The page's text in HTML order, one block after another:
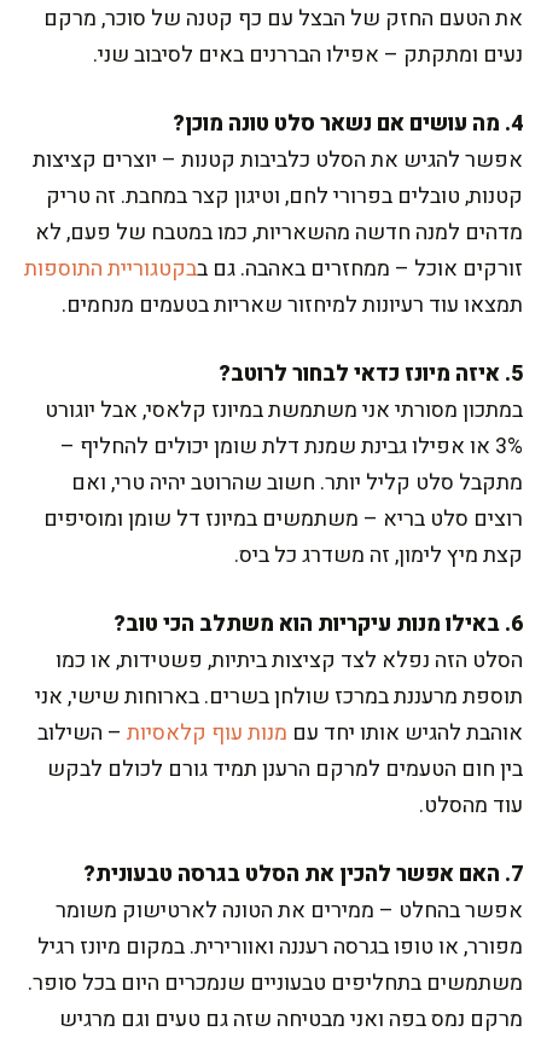
את הטעם החזק של הבצל עם כף קטנה של סוכר, מרקם
נעים ומתקתק – אפילו הבררנים באים לסיבוב שני.
4. מה עושים אם נשאר סלט טונה מוכן?
אפשר להגיש את הסלט כלביבות קטנות – יוצרים קציצות
קטנות, טובלים בפרורי לחם, וטיגון קצר במחבת. זה טריק
מדהים למנה חדשה מהשאריות, כמו במטבח של פעם, לא
זורקים אוכל – ממחזרים באהבה. גם בבקטגוריית התוספות
תמצאו עוד רעיונות למיחזור שאריות בטעמים מנחמים.
5. איזה מיונז כדאי לבחור לרוטב?
במתכון מסורתי אני משתמשת במיונז קלאסי, אבל יוגורט
3% או אפילו גבינת שמנת דלת שומן יכולים להחליף –
מתקבל סלט קליל יותר. חשוב שהרוטב יהיה טרי, ואם
רוצים סלט בריא – משתמשים במיונז דל שומן ומוסיפים
קצת מיץ לימון, זה משדרג כל ביס.
6. באילו מנות עיקריות הוא משתלב הכי טוב?
הסלט הזה נפלא לצד קציצות ביתיות, פשטידות, או כמו
תוספת מרעננת במרכז שולחן בשרים. בארוחות שישי, אני
אוהבת להגיש אותו יחד עם מנות עוף קלאסיות – השילוב
בין חום הטעמים למרקם הרענן תמיד גורם לכולם לבקש
עוד מהסלט.
7. האם אפשר להכין את הסלט בגרסה טבעונית?
אפשר בהחלט – ממירים את הטונה לארטישוק משומר
מפורר, או טופו בגרסה רעננה ואוורירית. במקום מיונז רגיל
משתמשים בתחליפים טבעוניים שנמכרים היום בכל סופר.
מרקם נמס בפה ואני מבטיחה שזה גם טעים וגם מרגיש